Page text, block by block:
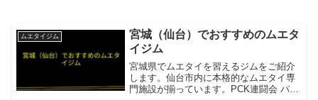
ムエタイジム
宮城（仙台）でおすすめのムエタ
イジム
宮城県でムエタイを習えるジムをご紹介
します。仙台市内に本格的なムエタイ専
門施設が揃っています。PCK連闘会 パー